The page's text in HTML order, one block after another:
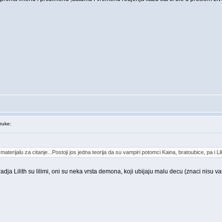
za citanje...Postoji jos jedna teorija da su vampiri potomci Kaina, bratoubice, pa i
Lilith su lilimi, oni su neka vrsta demona, koji ubijaju malu decu (znaci nisu